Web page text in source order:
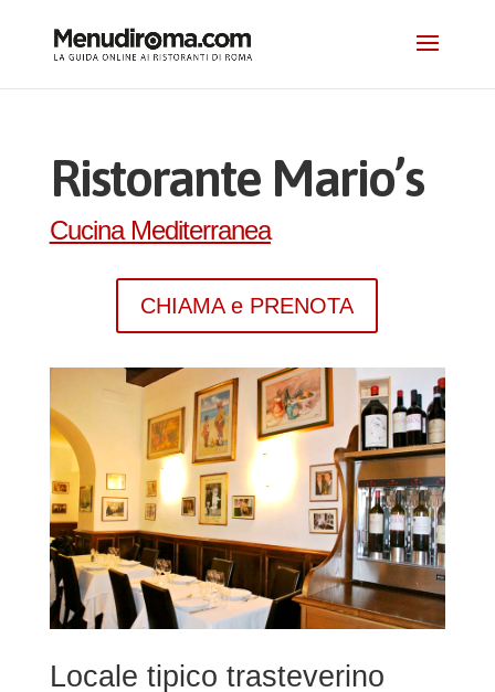
Ristorante Mario’s
Cucina Mediterranea
CHIAMA e PRENOTA
Locale tipico trasteverino